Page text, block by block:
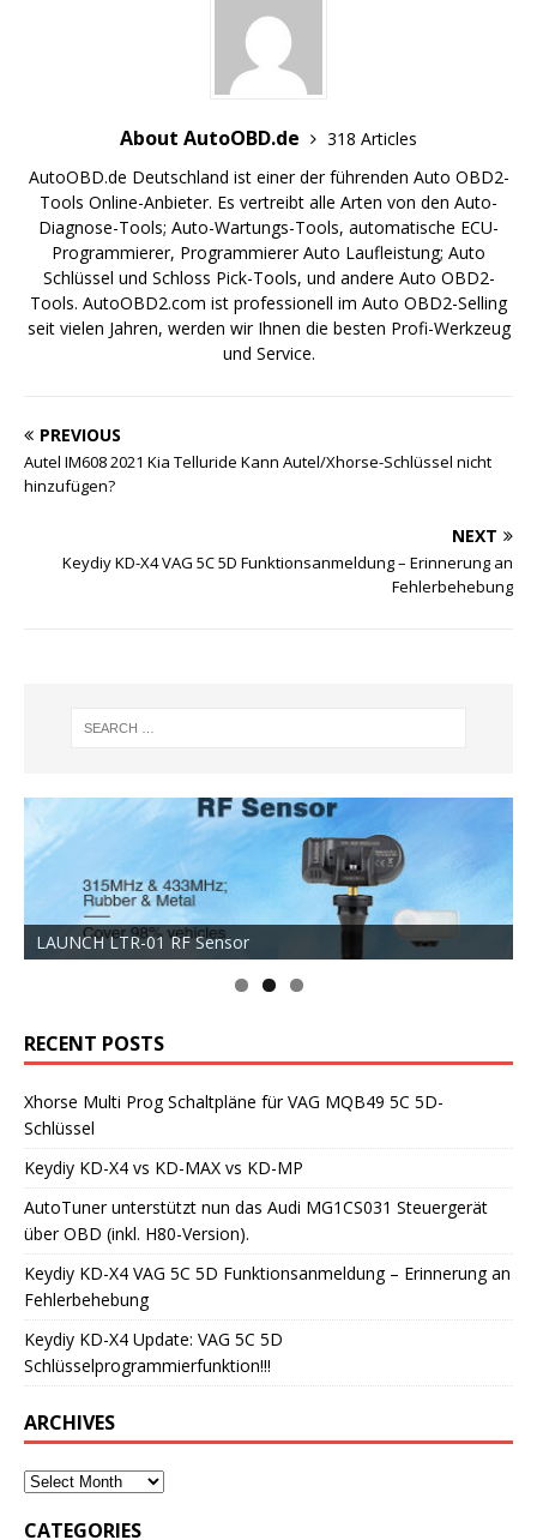
About AutoOBD.de
318 Articles
AutoOBD.de Deutschland ist einer der führenden Auto OBD2-
Tools Online-Anbieter. Es vertreibt alle Arten von den Auto-
Diagnose-Tools; Auto-Wartungs-Tools, automatische ECU-
Programmierer, Programmierer Auto Laufleistung; Auto
Schlüssel und Schloss Pick-Tools, und andere Auto OBD2-
Tools. AutoOBD2.com ist professionell im Auto OBD2-Selling
seit vielen Jahren, werden wir Ihnen die besten Profi-Werkzeug
und Service.
PREVIOUS
Autel IM608 2021 Kia Telluride Kann Autel/Xhorse-Schlüssel nicht
hinzufügen?
NEXT
Keydiy KD-X4 VAG 5C 5D Funktionsanmeldung – Erinnerung an
Fehlerbehebung
LAUNCH LTR-01 RF Sensor
RECENT POSTS
Xhorse Multi Prog Schaltpläne für VAG MQB49 5C 5D-
Schlüssel
Keydiy KD-X4 vs KD-MAX vs KD-MP
AutoTuner unterstützt nun das Audi MG1CS031 Steuergerät
über OBD (inkl. H80-Version).
Keydiy KD-X4 VAG 5C 5D Funktionsanmeldung – Erinnerung an
Fehlerbehebung
Keydiy KD-X4 Update: VAG 5C 5D
Schlüsselprogrammierfunktion!!!
ARCHIVES
CATEGORIES